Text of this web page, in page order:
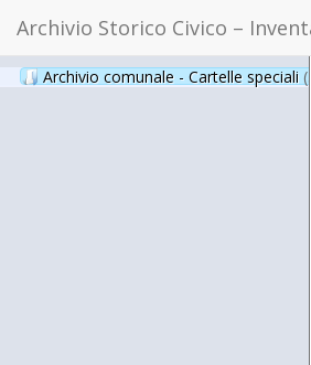
Archivio Storico Civico –
Archivio comunale - Cartelle speciali